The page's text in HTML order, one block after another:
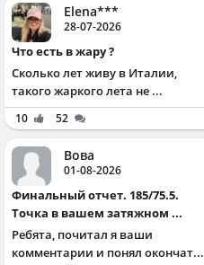
Elena***
28-07-2026
Что есть в жару ?
Сколько лет живу в Италии,
такого жаркого лета не ...
10 52
Вова
01-08-2026
Финальный отчет. 185/75.5.
Точка в вашем затяжном ...
Ребята, почитал я ваши
комментарии и понял окончат...